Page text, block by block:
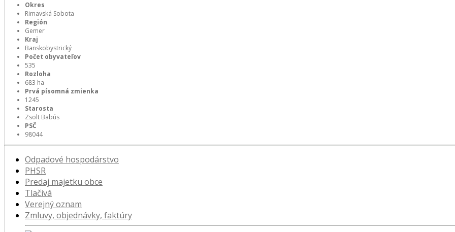
Okres
Rimavská Sobota
Región
Gemer
Kraj
Banskobystrický
Počet obyvateľov
535
Rozloha
683 ha
Prvá písomná zmienka
1245
Starosta
Zsolt Babús
PSČ
98044
Odpadové hospodárstvo
PHSR
Predaj majetku obce
Tlačivá
Verejný oznam
Zmluvy, objednávky, faktúry